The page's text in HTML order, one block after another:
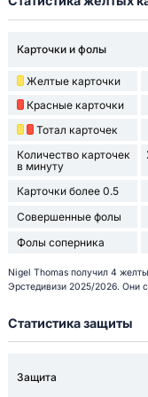
Карточки и фолы
Желтые карточки
Красные карточки
Тотал карточек
Количество карточек
в минуту
Карточки более 0.5
Совершенные фолы
Фолы соперника
Nigel Thomas получил 4
Эрстедивизи 2025/2026. Они
Статистика защиты
Защита